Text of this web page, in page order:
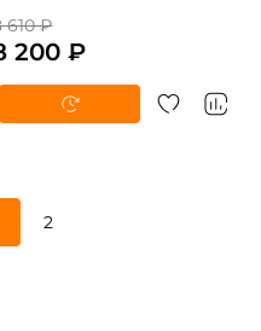
610 ₽
200 ₽
2